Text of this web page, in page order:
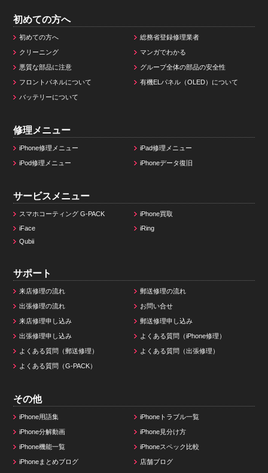
初めての方へ
初めての方へ 総務省登録修理業者
クリーニング マンガでわかる
悪質な部品に注意 グループ全体の部品の安全性
フロントパネルについて 有機ELパネル（OLED）について
バッテリーについて
修理メニュー
iPhone修理メニュー iPad修理メニュー
iPod修理メニュー iPhoneデータ復旧
サービスメニュー
スマホコーティング G-PACK
iPhone買取
iFace
iRing
Qubii
サポート
来店修理の流れ 郵送修理の流れ
出張修理の流れ お問い合せ
来店修理申し込み 郵送修理申し込み
出張修理申し込み よくある質問（iPhone修理）
よくある質問（郵送修理） よくある質問（出張修理）
よくある質問（G-PACK）
その他
iPhone用語集 iPhoneトラブル一覧
iPhone分解動画 iPhone見分け方
iPhone機能一覧 iPhoneスペック比較
iPhoneまとめブログ 店舗ブログ